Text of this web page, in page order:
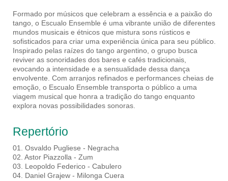
Formado por músicos que celebram a essência e a paixão do
tango, o Escualo Ensemble é uma vibrante união de diferentes
mundos musicais e étnicos que mistura sons rústicos e
sofisticados para criar uma experiência única para seu público.
Inspirado pelas raízes do tango argentino, o grupo busca
reviver as sonoridades dos bares e cafés tradicionais,
evocando a intensidade e a sensualidade dessa dança
envolvente. Com arranjos refinados e performances cheias de
emoção, o Escualo Ensemble transporta o público a uma
viagem musical que honra a tradição do tango enquanto
explora novas possibilidades sonoras.
Repertório
01. Osvaldo Pugliese - Negracha
02. Astor Piazzolla - Zum
03. Leopoldo Federico - Cabulero
04. Daniel Grajew - Milonga Cuera